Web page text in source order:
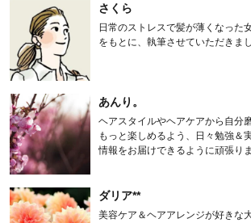
さくら
日常のストレスで髪が薄くなった
をもとに、執筆させていただきまし
あんり。
ヘアスタイルやヘアケアから自分
もっと楽しめるよう、日々勉強＆
情報をお届けできるように頑張り
ダリア**
美容ケア＆ヘアアレンジが好きな